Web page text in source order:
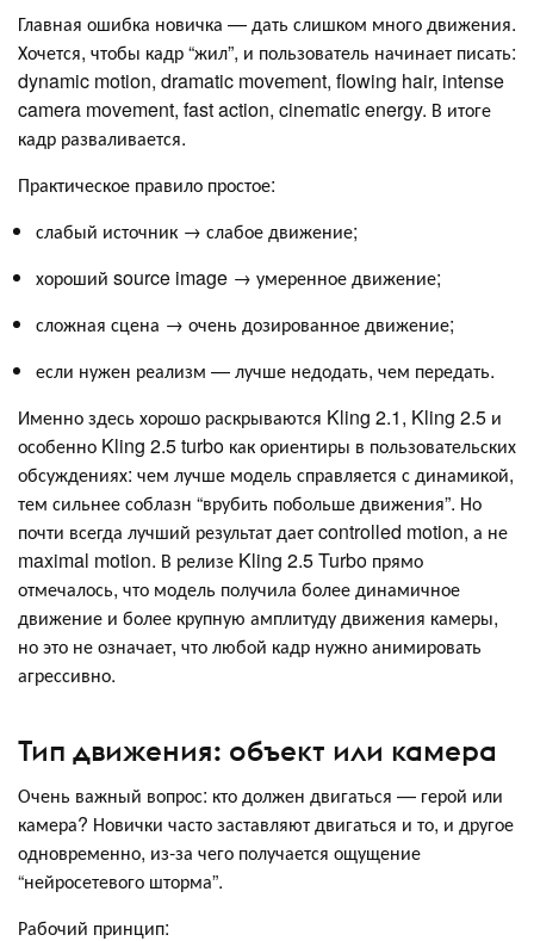
Главная ошибка новичка — дать слишком много движения.
Хочется, чтобы кадр “жил”, и пользователь начинает писать:
dynamic motion, dramatic movement, flowing hair, intense
camera movement, fast action, cinematic energy. В итоге
кадр разваливается.
Практическое правило простое:
слабый источник → слабое движение;
хороший source image → умеренное движение;
сложная сцена → очень дозированное движение;
если нужен реализм — лучше недодать, чем передать.
Именно здесь хорошо раскрываются Kling 2.1, Kling 2.5 и
особенно Kling 2.5 turbo как ориентиры в пользовательских
обсуждениях: чем лучше модель справляется с динамикой,
тем сильнее соблазн “врубить побольше движения”. Но
почти всегда лучший результат дает controlled motion, а не
maximal motion. В релизе Kling 2.5 Turbo прямо
отмечалось, что модель получила более динамичное
движение и более крупную амплитуду движения камеры,
но это не означает, что любой кадр нужно анимировать
агрессивно.
Тип движения: объект или камера
Очень важный вопрос: кто должен двигаться — герой или
камера? Новички часто заставляют двигаться и то, и другое
одновременно, из-за чего получается ощущение
“нейросетевого шторма”.
Рабочий принцип: